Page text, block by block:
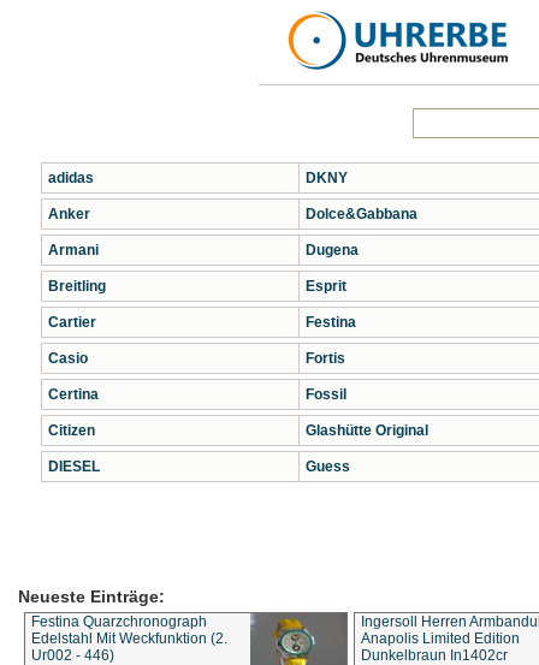
adidas
Anker
Armani
Breitling
Cartier
Casio
Certina
Citizen
DIESEL
DKNY
Dolce&Gabbana
Dugena
Esprit
Festina
Fortis
Fossil
Glashütte Original
Guess
Neueste Einträge:
Festina Quarzchronograph
Edelstahl Mit Weckfunktion (2.
Ur002 - 446)
Ingersoll Herren
Anapolis Limited Edition
Dunkelbraun In1402cr